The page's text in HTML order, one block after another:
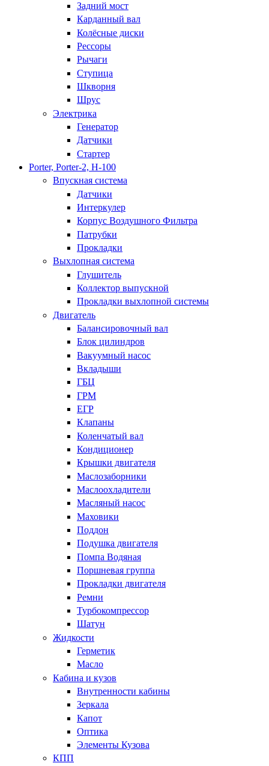
Задний мост
Карданный вал
Колёсные диски
Рессоры
Рычаги
Ступица
Шкворня
Шрус
Электрика
Генератор
Датчики
Стартер
Porter, Porter-2, H-100
Впускная система
Датчики
Интеркулер
Корпус Воздушного Фильтра
Патрубки
Прокладки
Выхлопная система
Глушитель
Коллектор выпускной
Прокладки выхлопной системы
Двигатель
Балансировочный вал
Блок цилиндров
Вакуумный насос
Вкладыши
ГБЦ
ГРМ
ЕГР
Клапаны
Коленчатый вал
Кондиционер
Крышки двигателя
Маслозаборники
Маслоохладители
Масляный насос
Маховики
Поддон
Подушка двигателя
Помпа Водяная
Поршневая группа
Прокладки двигателя
Ремни
Турбокомпрессор
Шатун
Жидкости
Герметик
Масло
Кабина и кузов
Внутренности кабины
Зеркала
Капот
Оптика
Элементы Кузова
КПП